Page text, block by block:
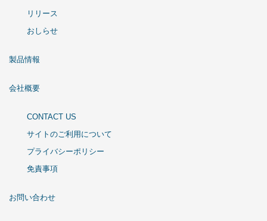
リリース
おしらせ
製品情報
会社概要
CONTACT US
サイトのご利用について
プライバシーポリシー
免責事項
お問い合わせ